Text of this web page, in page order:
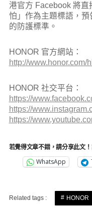
港官方 Facebook 將
怕」作為主題標語，
的防護標準。
HONOR 官方網站：
http://www.honor.com/
HONOR 社交平台：
https://
https://
https://
若覺得文章不錯，請分享此文
WhatsApp
Related tags : HONOR